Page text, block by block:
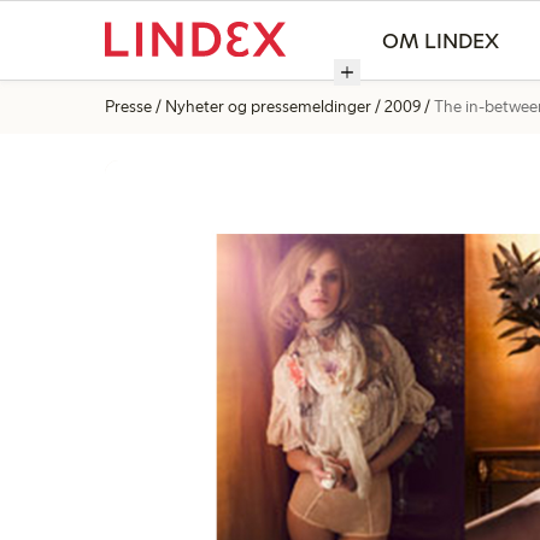
OM LINDEX
Presse Nyheter og pressemeldinger 2009 The in-